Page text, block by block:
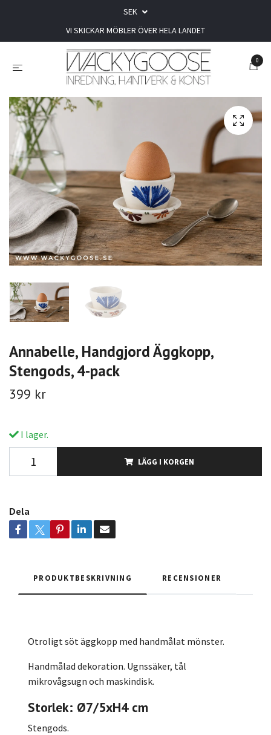
SEK
VI SKICKAR MÖBLER ÖVER HELA LANDET
0
Annabelle, Handgjord Äggkopp,
Stengods, 4-pack
399 kr
I lager.
LÄGG I KORGEN
Dela
PRODUKTBESKRIVNING RECENSIONER
Otroligt söt äggkopp med handmålat mönster.
Handmålad dekoration. Ugnssäker, tål
mikrovågsugn och maskindisk.
Storlek: Ø7/5xH4 cm
Stengods.